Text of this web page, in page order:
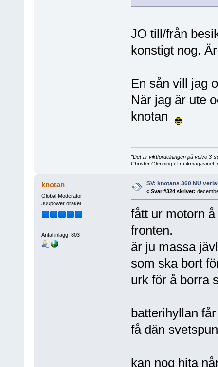
JO till/från
konstigt nog.
En sån vill jag
När jag är ute
knotan
"Det är viktfördelningen på volvo 3-
Christer Glenning i Trafikmagasinet
knotan
Global Moderator
300power orakel
Antal inlägg: 803
SV: knotans 360 NU
« Svar #324 skrivet:
fått ur motorn
fronten.
är ju massa
som ska bort
urk för å borra
batterihyllan
få dän
kan nog hita